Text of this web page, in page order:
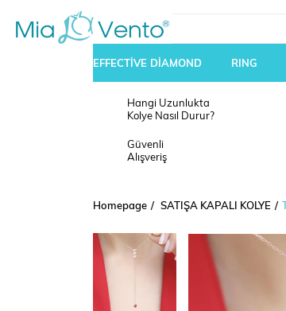
EFFECTİVE DİAMOND RING
Hangi Uzunlukta
Kolye Nasıl Durur?
Güvenli
Alışveriş
Homepage SATIŞA KAPALI KOLYE